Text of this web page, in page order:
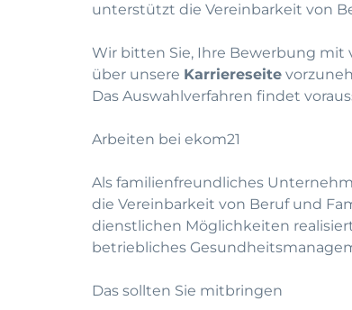
unterstützt die Vereinbarkeit von
Wir bitten Sie, Ihre Bewerbung mit
über unsere Karriereseite
Das Auswahlverfahren findet
Arbeiten bei ekom21
Als familienfreundliches
die Vereinbarkeit von Beruf und
dienstlichen Möglichkeiten
betriebliches
Das sollten Sie mitbringen